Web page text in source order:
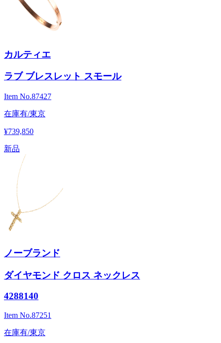
カルティエ
ラブ ブレスレット スモール
Item No.87427
在庫有/東京
¥739,850
新品
ノーブランド
ダイヤモンド クロス ネックレス
4288140
Item No.87251
在庫有/東京